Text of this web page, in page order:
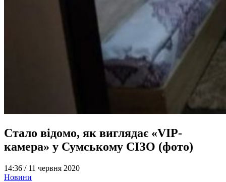
Стало відомо, як виглядає «VIP-
камера» у Сумському СІЗО (фото)
14:36 / 11 червня 2020
Новини